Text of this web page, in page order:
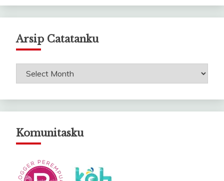
Arsip Catatanku
Arsip
Komunitasku